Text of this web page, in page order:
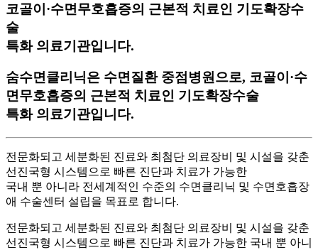
코골이·수면무호흡증의 근본적 치료인 기도확장수
술
특화 의료기관입니다.
숨수면클리닉은 수면질환 중점병원으로, 코골이·수
면무호흡증의 근본적 치료인 기도확장수술
특화 의료기관입니다.
전문화되고 세분화된 진료와 최첨단 의료장비 및 시설을 갖춘
선진국형 시스템으로 빠른 진단과 치료가 가능한
국내 뿐 아니라 전세계적인 수준의 수면클리닉 및 수면호흡장
애 수술센터 설립을 목표로 합니다.
전문화되고 세분화된 진료와 최첨단 의료장비 및 시설을 갖춘
선진국형 시스템으로 빠른 진단과 치료가 가능한 국내 뿐 아니